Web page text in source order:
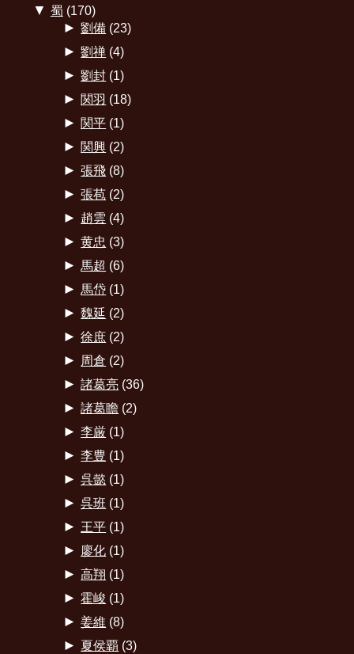
▼ 蜀 (170)
► 劉備 (23)
► 劉禅 (4)
► 劉封 (1)
► 関羽 (18)
► 関平 (1)
► 関興 (2)
► 張飛 (8)
► 張苞 (2)
► 趙雲 (4)
► 黄忠 (3)
► 馬超 (6)
► 馬岱 (1)
► 魏延 (2)
► 徐庶 (2)
► 周倉 (2)
► 諸葛亮 (36)
► 諸葛瞻 (2)
► 李厳 (1)
► 李豊 (1)
► 呉懿 (1)
► 呉班 (1)
► 王平 (1)
► 廖化 (1)
► 高翔 (1)
► 霍峻 (1)
► 姜維 (8)
► 夏侯覇 (3)